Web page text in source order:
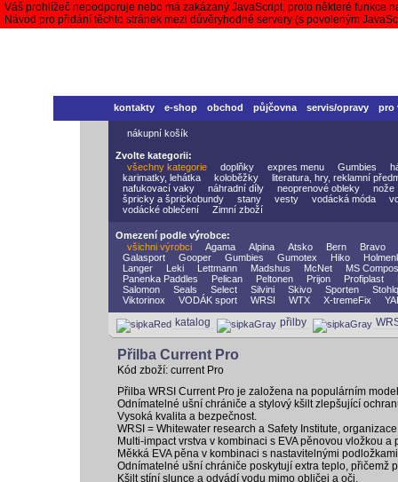
Váš prohlížeč nepodporuje nebo má zakázaný JavaScript, proto některé funkce
Návod pro přidání těchto stránek mezi důvěryhodné servery (s povoleným
kontakty e-shop obchod půjčovna servis/opravy pro
nákupní košík
Zvolte kategorii:
všechny kategorie
doplňky expres menu Gumbies
karimatky, lehátka
koloběžky
literatura, hry, reklamní
nafukovací vaky
náhradní díly neoprenové obleky
nože
špricky a šprickobundy
stany vesty vodácká móda
vodácké oblečení
Zimní zboží
Omezení podle výrobce:
všichni výrobci
Agama Alpina Atsko Bern
Bravo
Galasport
Gooper Gumbies Gumotex Hiko
Langer
Leki Lettmann Madshus McNet
MS
Panenka Paddles
Pelican Peltonen Prijon Profiplast
Salomon
Seals Select Silvini Skivo Sporten
Viktorinox
VODÁK sport WRSI WTX X-tremeFix
katalog přilby
Přilba Current Pro
Kód zboží: current Pro
Přilba WRSI Current Pro je založena na populárním
Odnímatelné ušní chrániče a stylový kšilt zlepšující
Vysoká kvalita a bezpečnost.
WRSI = Whitewater research a Safety Institute,
Multi-impact vrstva v kombinaci s EVA pěnovou vložkou
Měkká EVA pěna v kombinaci s nastavitelnými
Odnímatelné ušní chrániče poskytují extra teplo, přičemž
Kšilt stíní slunce a odvádí vodu mimo obličej a oči.